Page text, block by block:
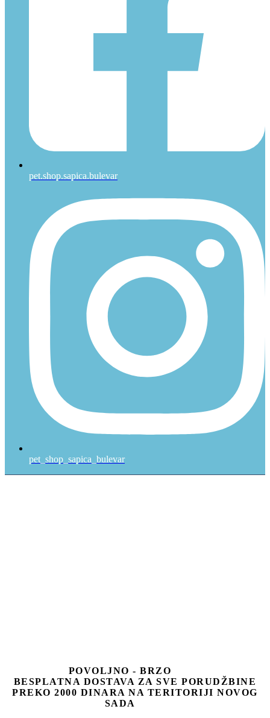
pet.shop.sapica.bulevar
pet_shop_sapica_bulevar
POVOLJNO - BRZO
BESPLATNA DOSTAVA ZA SVE PORUDŽBINE
PREKO 2000 DINARA NA TERITORIJI NOVOG
SADA